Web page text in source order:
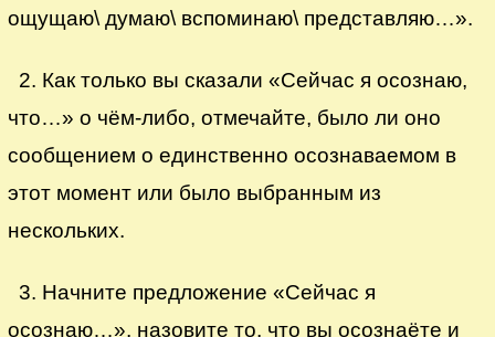
ощущаю\ думаю\ вспоминаю\ представляю…».
2. Как только вы сказали «Сейчас я осознаю,
что…» о чём-либо, отмечайте, было ли оно
сообщением о единственно осознаваемом в
этот момент или было выбранным из
нескольких.
3. Начните предложение «Сейчас я
осознаю…», назовите то, что вы осознаёте и